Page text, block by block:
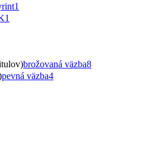
1
1
brožovaná väzba8
pevná väzba4